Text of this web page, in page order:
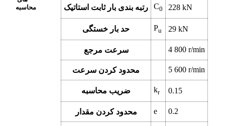
محاسبه
رتبه بندی بار ثابت استاتیک C0 228kN
حد بار خستگی Pu 29kN
سرعت مرجع 4 800r/min
محدود کردن سرعت 5 600r/min
ضریب محاسبه kr 0.15
محدود کردن مقدار e 0.2